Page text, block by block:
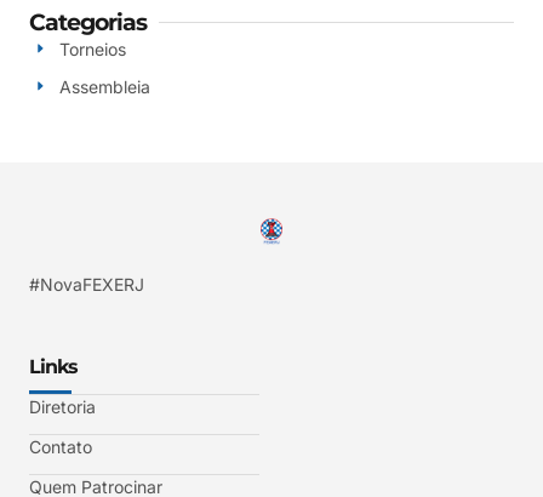
Categorias
Torneios
Assembleia
#NovaFEXERJ
Links
Diretoria
Contato
Quem Patrocinar